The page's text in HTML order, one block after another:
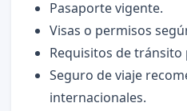
Pasaporte vigente.
Visas o permisos
Requisitos de
Seguro de viaje
internacionales.